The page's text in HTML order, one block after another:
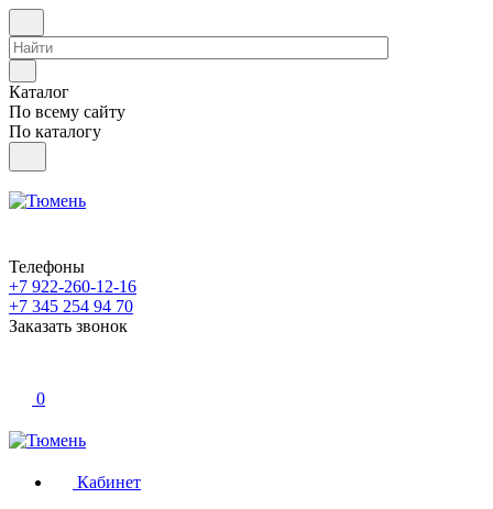
Каталог
По всему сайту
По каталогу
Телефоны
+7 922-260-12-16
+7 345 254 94 70
Заказать звонок
0
Кабинет